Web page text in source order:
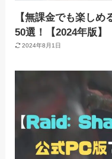
【無課金でも楽し
50選！【2024年版】
2024年8月1日